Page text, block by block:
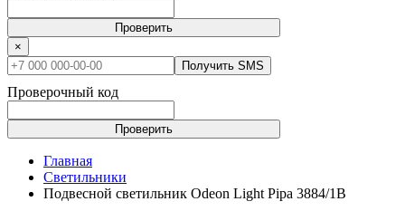
Проверить
×
Получить SMS
Проверочный код
Проверить
Главная
Светильники
Подвесной светильник Odeon Light Pipa 3884/1B